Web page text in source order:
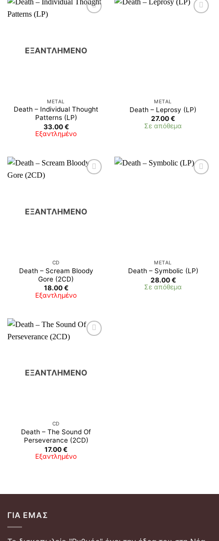
ΕΞΑΝΤΛΗΜΈΝΟ
METAL
Death – Individual Thought
Patterns (LP)
33.00€
Εξαντλημένο
METAL
Death – Leprosy (LP)
27.00€
Σε απόθεμα
ΕΞΑΝΤΛΗΜΈΝΟ
CD
Death – Scream Bloody
Gore (2CD)
18.00€
Εξαντλημένο
METAL
Death – Symbolic (LP)
28.00€
Σε απόθεμα
ΕΞΑΝΤΛΗΜΈΝΟ
CD
Death – The Sound Of
Perseverance (2CD)
17.00€
Εξαντλημένο
ΓΙΑ ΕΜΆΣ